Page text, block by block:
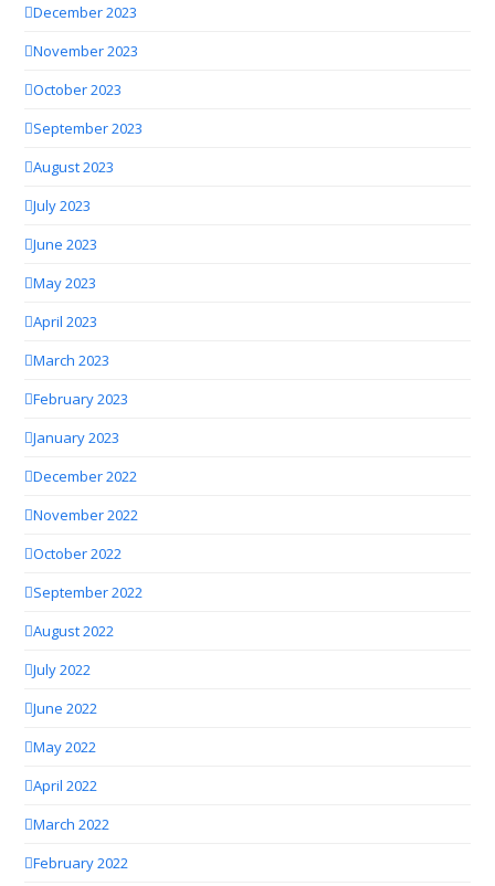
December 2023
November 2023
October 2023
September 2023
August 2023
July 2023
June 2023
May 2023
April 2023
March 2023
February 2023
January 2023
December 2022
November 2022
October 2022
September 2022
August 2022
July 2022
June 2022
May 2022
April 2022
March 2022
February 2022